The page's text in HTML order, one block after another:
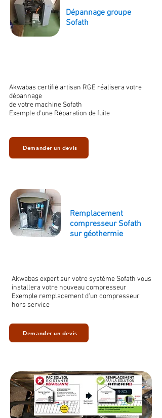
Dépannage groupe
Sofath
Akwabas certifié artisan RGE réalisera votre
dépannage
de votre machine Sofath
Exemple d'une Réparation de fuite
Demander un devis
Remplacement
compresseur Sofath
sur géothermie
Akwabas expert sur votre système Sofath vous
installera votre nouveau compresseur
Exemple remplacement d'un compresseur
hors service
Demander un devis